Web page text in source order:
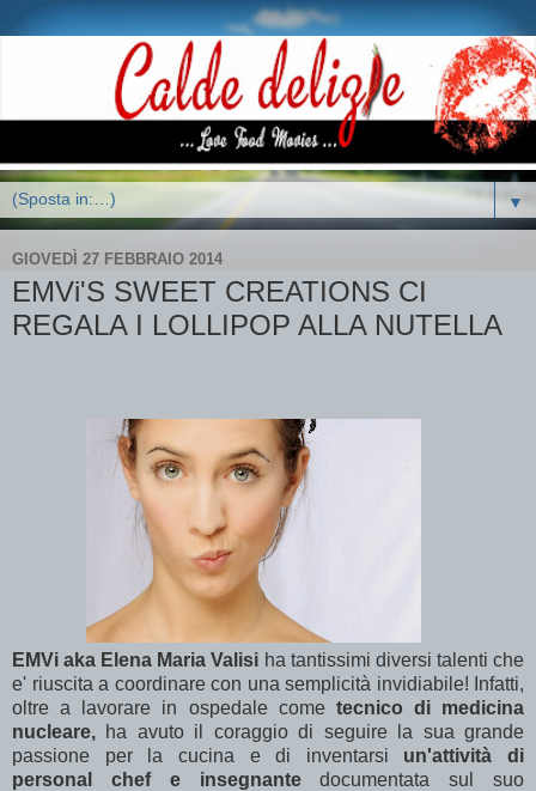
▼
GIOVEDÌ 27 FEBBRAIO 2014
EMVi'S SWEET CREATIONS CI
REGALA I LOLLIPOP ALLA NUTELLA
EMVi aka Elena Maria Valisi ha tantissimi diversi talenti che
e' riuscita a coordinare con una semplicità invidiabile! Infatti,
oltre a lavorare in ospedale come tecnico di medicina
nucleare, ha avuto il coraggio di seguire la sua grande
passione per la cucina e di inventarsi un'attività di
personal chef e insegnantedocumentata sul suo